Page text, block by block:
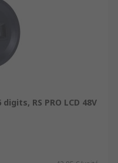
RS PRO LCD 48V